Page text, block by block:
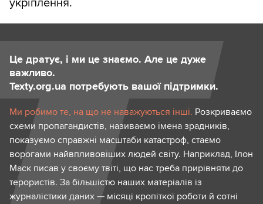
укріплення.
Це дратує, і ми це знаємо. Але це дуже
важливо.
Texty.org.ua потребують вашої підтримки.
Ми робимо те, на що не наважуються інші. Розкриваємо
схеми пропагандистів, називаємо імена зрадників,
показуємо справжні масштаби катастроф, стаємо
ворогами найвпливовіших людей світу. Наприклад, Ілон
Маск писав у своєму твіті, що нас треба прирівняти до
терористів. За більшістю наших матеріалів із
журналістики даних — місяці кропіткої роботи й сотні